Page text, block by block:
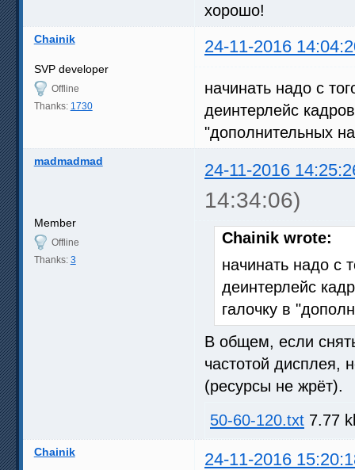
хорошо!
Chainik 24-11-2016
SVP developer
Offline
Thanks: 1730
начинать надо с
деинтерлейс
"дополнительных
madmadmad 24-11-2016
14:34:06)
Member
Offline
Thanks: 3
Chainik wrote:
начинать надо с
деинтерлейс
галочку в
В общем, если
частотой дисплея,
(ресурсы не жрёт).
50-60-120.txt 7.77
Chainik 24-11-2016